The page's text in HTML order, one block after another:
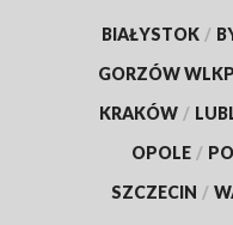
BIAŁYSTOK /
GORZÓW
KRAKÓW /
OPOLE /
SZCZECIN /